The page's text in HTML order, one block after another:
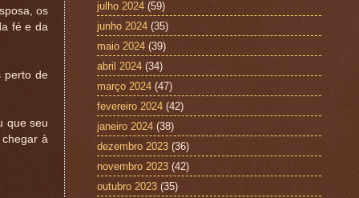
os
fé e da
perto de
que seu
à
julho 2024 (59)
junho 2024 (35)
maio 2024 (39)
abril 2024 (34)
março 2024 (47)
fevereiro 2024 (42)
janeiro 2024 (38)
dezembro 2023 (36)
novembro 2023 (42)
outubro 2023 (35)